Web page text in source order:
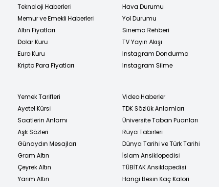
Teknoloji Haberleri
Memur ve Emekli Haberleri
Altın Fiyatları
Dolar Kuru
Euro Kuru
Kripto Para Fiyatları
Hava Durumu
Yol Durumu
Sinema Rehberi
TV Yayın Akışı
Instagram Dondurma
Instagram Silme
Yemek Tarifleri
Ayetel Kürsi
Saatlerin Anlamı
Aşk Sözleri
Günaydın Mesajları
Gram Altın
Çeyrek Altın
Yarım Altın
Video Haberler
TDK Sözlük Anlamları
Üniversite Taban Puanları
Rüya Tabirleri
Dünya Tarihi ve Türk Tarihi
İslam Ansiklopedisi
TÜBİTAK Ansiklopedisi
Hangi Besin Kaç Kalori